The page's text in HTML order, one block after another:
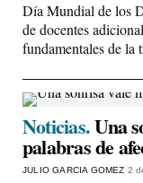
Día Mundial de los
de docentes
fundamentales de
Noticias.Una
palabras de
JULIO GARCIA GOMEZ 2